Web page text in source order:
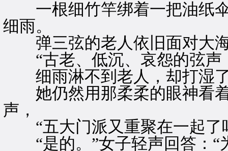
一根细竹竿绑着一把油纸伞
细雨。
弹三弦的老人依旧面对大
“古老、低沉、哀怨的弦声
细雨淋不到老人，却打湿了
她仍然用那柔柔的眼神看着
声，
“五大门派又重聚在一起了
“是的。”女子轻声回答：“